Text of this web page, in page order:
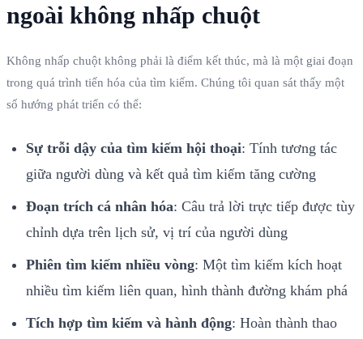
ngoài không nhấp chuột
Không nhấp chuột không phải là điểm kết thúc, mà là một giai đoạn
trong quá trình tiến hóa của tìm kiếm. Chúng tôi quan sát thấy một
số hướng phát triển có thể:
Sự trỗi dậy của tìm kiếm hội thoại: Tính tương tác
giữa người dùng và kết quả tìm kiếm tăng cường
Đoạn trích cá nhân hóa: Câu trả lời trực tiếp được tùy
chỉnh dựa trên lịch sử, vị trí của người dùng
Phiên tìm kiếm nhiều vòng: Một tìm kiếm kích hoạt
nhiều tìm kiếm liên quan, hình thành đường khám phá
Tích hợp tìm kiếm và hành động: Hoàn thành thao